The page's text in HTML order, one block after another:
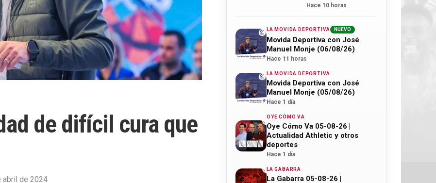
de difícil cura que
abril de 2024
Hace 10 horas
LA MOVIDA DEPORTIVA NUEVO
Movida Deportiva con José
Manuel Monje (06/08/26)
Hace 11 horas
LA MOVIDA DEPORTIVA
Movida Deportiva con José
Manuel Monje (05/08/26)
Hace 1 día
OYE CÓMO VA
Oye Cómo Va 05-08-26 |
Actualidad Athletic y otros
deportes
Hace 1 día
LA GABARRA
La Gabarra 05-08-26 |